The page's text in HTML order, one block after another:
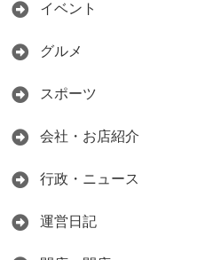
イベント
グルメ
スポーツ
会社・お店紹介
行政・ニュース
運営日記